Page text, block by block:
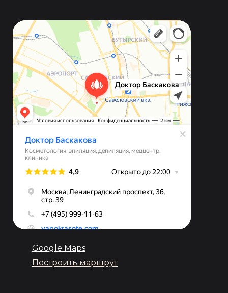
Google Maps
Построить маршрут